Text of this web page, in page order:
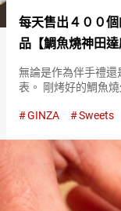
每天售出４００
品【鯛魚燒神田達
無論是作為伴手禮
表。 剛烤好的鯛魚
神田達磨（Taiyaki
GINZA Sweets